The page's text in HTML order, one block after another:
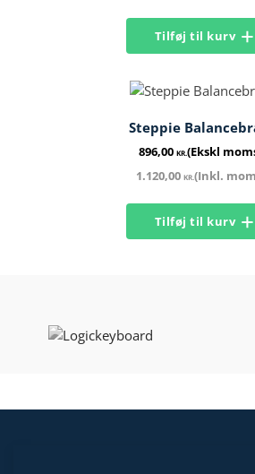
var:
3.840,00
er:
Tilføj til kurv
Steppie
896,00 KR.(Ekskl
1.120,00 KR.(Inkl.
Tilføj til kurv